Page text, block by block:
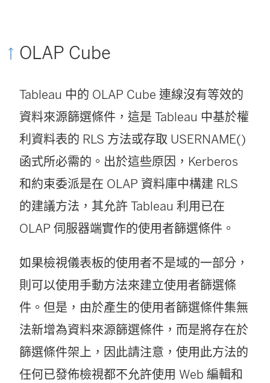
)
OLAP Cube
Tableau 中的 OLAP Cube 連線沒有等效的
資料來源篩選條件，這是 Tableau 中基於權
利資料表的 RLS 方法或存取 USERNAME()
函式所必需的。出於這些原因，Kerberos
和約束委派是在 OLAP 資料庫中構建 RLS
的建議方法，其允許 Tableau 利用已在
OLAP 伺服器端實作的使用者篩選條件。
如果檢視儀表板的使用者不是域的一部分，
則可以使用手動方法來建立使用者篩選條
件。但是，由於產生的使用者篩選條件集無
法新增為資料來源篩選條件，而是將存在於
篩選條件架上，因此請注意，使用此方法的
任何已發佈檢視都不允許使用 Web 編輯和